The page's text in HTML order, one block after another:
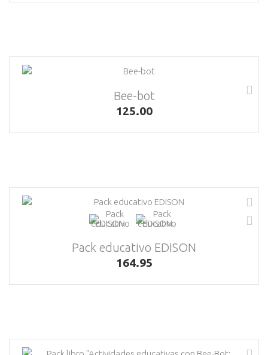
Bee-bot
125.00
Pack educativo EDISON
164.95